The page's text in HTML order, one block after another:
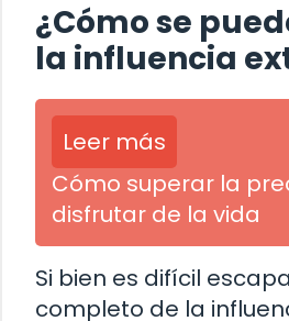
¿Cómo se
la influencia
Leer más
Cómo superar la
disfrutar de la vida
Si bien es difícil
completo de la